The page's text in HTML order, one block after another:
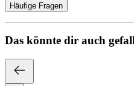
Häufige Fragen
Das könnte dir auch